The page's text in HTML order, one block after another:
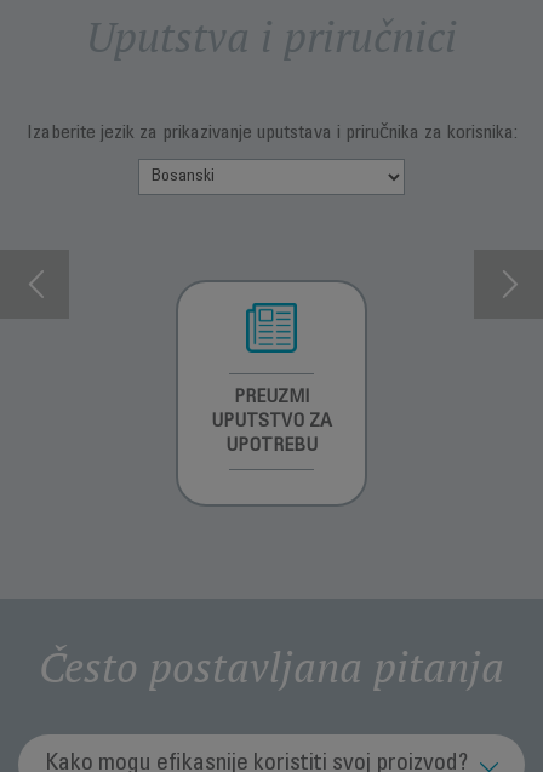
Uputstva i priručnici
Izaberite jezik za prikazivanje uputstava i priručnika za korisnika:
PREUZMI
UPUTSTVO ZA
UPOTREBU
Često postavljana pitanja
Kako mogu efikasnije koristiti svoj proizvod?